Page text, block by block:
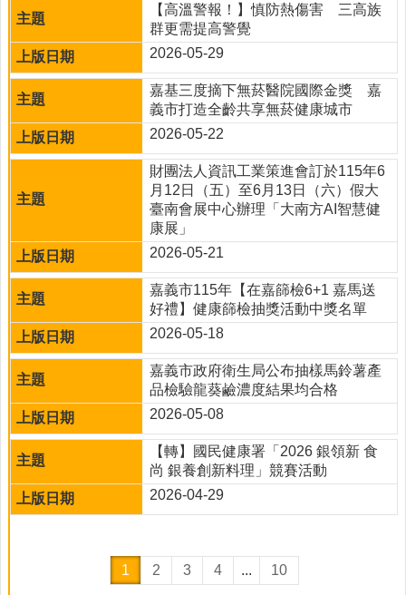
衛
生
局
線
陳
情
資
全
政
策
隱
私
權
政
策
資
料
放
宣
【高溫警報！】慎防熱傷害 三高族
群更需提高警覺
2026-05-29
嘉基三度摘下無菸醫院國際金獎 嘉
義市打造全齡共享無菸健康城市
2026-05-22
財團法人資訊工業策進會訂於115年6
月12日（五）至6月13日（六）假大
臺南會展中心辦理「大南方AI智慧健
康展」
2026-05-21
嘉義市115年【在嘉篩檢6+1 嘉馬送
好禮】健康篩檢抽獎活動中獎名單
2026-05-18
嘉義市政府衛生局公布抽樣馬鈴薯產
品檢驗龍葵鹼濃度結果均合格
2026-05-08
【轉】國民健康署「2026 銀領新 食
尚 銀養創新料理」競賽活動
2026-04-29
1 2 3 4 ... 10